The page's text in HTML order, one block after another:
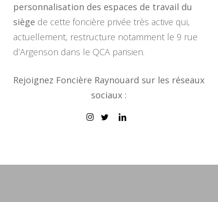
personnalisation des espaces de travail du
siège de cette foncière privée très active qui,
actuellement, restructure notamment le 9 rue
d’Argenson dans le QCA parisien.
Rejoignez Foncière Raynouard sur les réseaux
sociaux :